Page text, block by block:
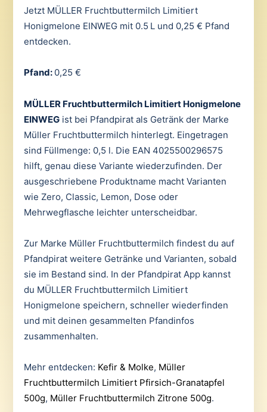
Jetzt MÜLLER Fruchtbuttermilch Limitiert
Honigmelone EINWEG mit 0.5 L und 0,25 € Pfand
entdecken.
Pfand: 0,25 €
MÜLLER Fruchtbuttermilch Limitiert Honigmelone
EINWEGist bei Pfandpirat als Getränk der Marke
Müller Fruchtbuttermilch hinterlegt. Eingetragen
sind Füllmenge: 0,5 l. Die EAN 4025500296575
hilft, genau diese Variante wiederzufinden. Der
ausgeschriebene Produktname macht Varianten
wie Zero, Classic, Lemon, Dose oder
Mehrwegflasche leichter unterscheidbar.
Zur Marke Müller Fruchtbuttermilch findest du auf
Pfandpirat weitere Getränke und Varianten, sobald
sie im Bestand sind. In der Pfandpirat App kannst
du MÜLLER Fruchtbuttermilch Limitiert
Honigmelone speichern, schneller wiederfinden
und mit deinen gesammelten Pfandinfos
zusammenhalten.
Mehr entdecken: Kefir & Molke, Müller
Fruchtbuttermilch Limitiert Pfirsich-Granatapfel
500g, Müller Fruchtbuttermilch Zitrone 500g.